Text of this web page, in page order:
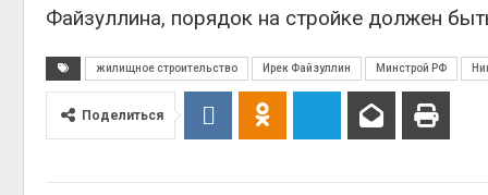
Файзуллина, порядок на стройке должен
жилищное строительство Ирек Файзуллин Минстрой РФ
Поделиться
вторсырья
Авг 6, 2026
Учёные предложили
получать питьевую воду
из воздуха с помощью